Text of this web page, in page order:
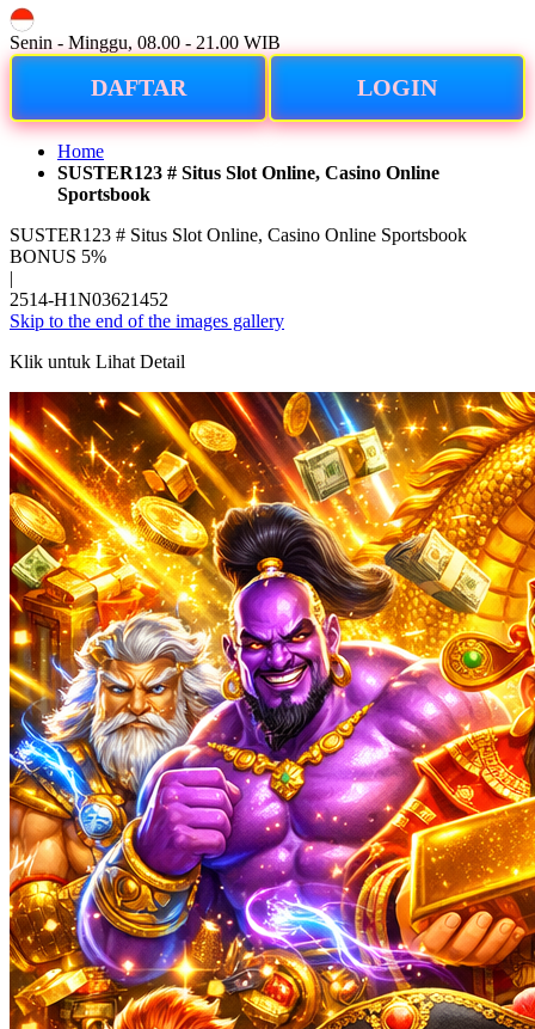
Senin - Minggu, 08.00 - 21.00 WIB
DAFTAR LOGIN
Home
SUSTER123 # Situs Slot Online, Casino Online
Sportsbook
SUSTER123 # Situs Slot Online, Casino Online Sportsbook
BONUS 5%
|
2514-H1N03621452
Skip to the end of the images gallery
Klik untuk Lihat Detail